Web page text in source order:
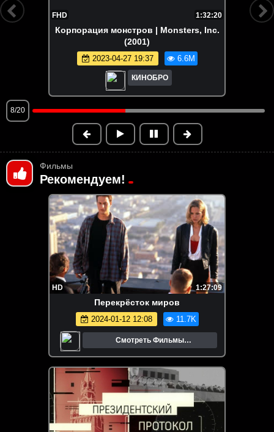
1:32:20
Зверополис | Zootopia (2016)
9/20
Фильмы
Рекомендуем!
HD 1:27:09
Перекрёсток миров
2024-01-12 12:08 11.7K
Смотреть Фильмы